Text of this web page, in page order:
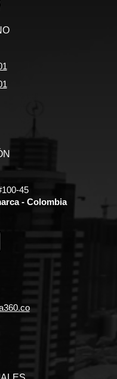
45
- Colombia